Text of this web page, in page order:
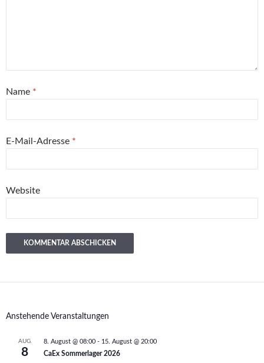
Name *
E-Mail-Adresse *
Website
Anstehende Veranstaltungen
AUG.
8
8. August @ 08:00 - 15. August @ 20:00
CaEx Sommerlager 2026